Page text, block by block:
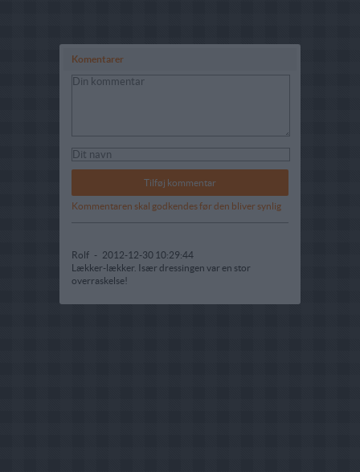
Komentarer
Kommentaren skal godkendes før den bliver synlig
Rolf - 2012-12-30 10:29:44
Lækker-lækker. Især dressingen var en stor
overraskelse!